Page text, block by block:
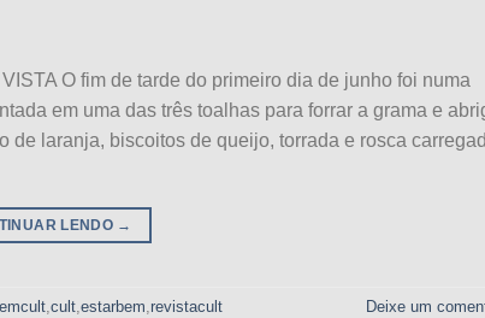
O fim de tarde do primeiro dia de junho foi numa
em uma das três toalhas para forrar a grama e
de laranja, biscoitos de queijo, torrada e rosca
LENDO →
,cult,estarbem,revistacult Deixe um